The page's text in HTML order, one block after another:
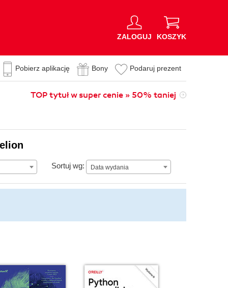
ZALOGUJ KOSZYK
Pobierz aplikację Bony Podaruj prezent
TOP tytuł w super cenie » 50% taniej
Sortuj wg: Data wydania
Data wydania